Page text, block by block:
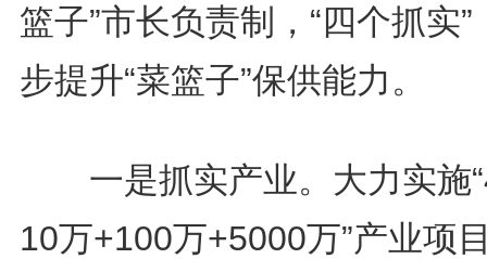
篮子”市长负责制，“四个抓实”
步提升“菜篮子”保供能力。
一是抓实产业。大力实施
10万+100万+5000万”产业项